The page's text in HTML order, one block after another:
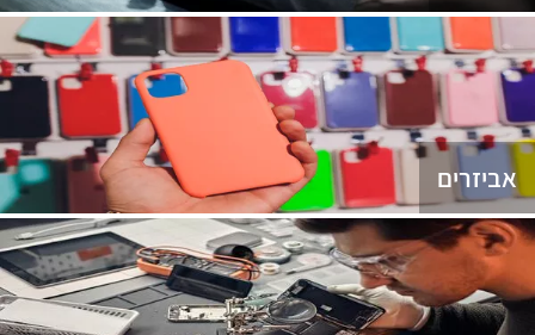
אביזרים